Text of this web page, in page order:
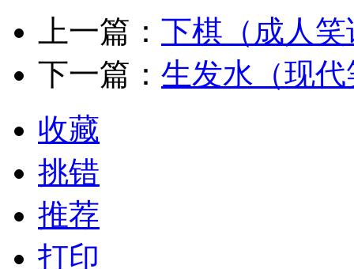
上一篇： 下棋（成人
下一篇： 生发水（现
收藏
挑错
推荐
打印